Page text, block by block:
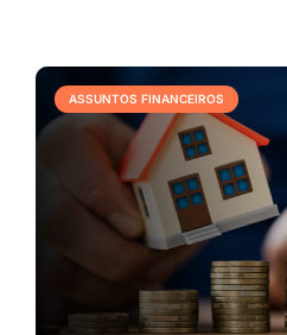
ASSUNTOS FINANCEIROS